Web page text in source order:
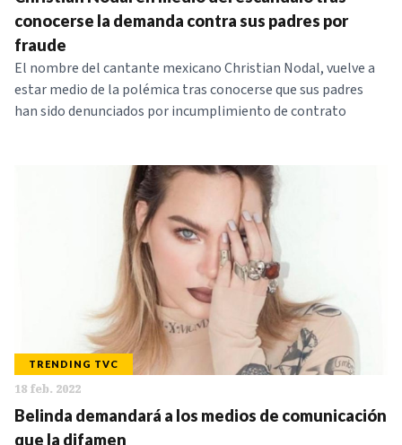
NOTICIAS
SERIES
conocerse la demanda contra sus padres por
fraude
El nombre del cantante mexicano Christian Nodal, vuelve a
estar medio de la polémica tras conocerse que sus padres
han sido denunciados por incumplimiento de contrato
TRENDING TVC
18 feb. 2022
Belinda demandará a los medios de comunicación
que la difamen